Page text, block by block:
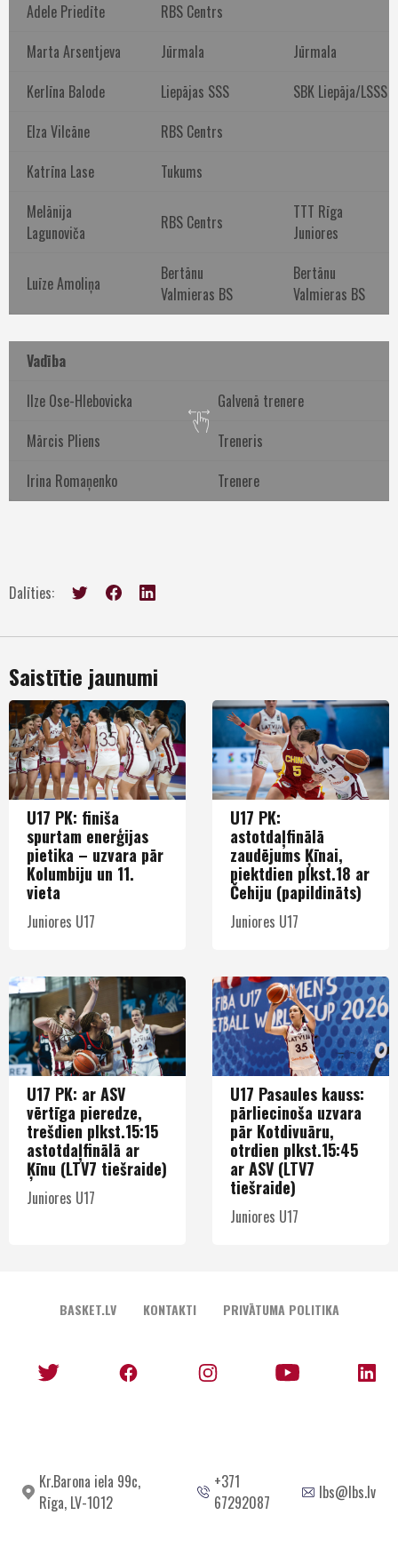
Adele Priedīte
RBS Centrs
Marta Arsentjeva
Jūrmala
Jūrmala
Kerlīna Balode
Liepājas SSS
SBK Liepāja/LSSS
Elza Vilcāne
RBS Centrs
Katrīna Lase
Tukums
Melānija
Lagunoviča
RBS Centrs
TTT Rīga
Juniores
Luīze Amoliņa
Bertānu
Valmieras BS
Bertānu
Valmieras BS
Vadība
Ilze Ose-Hlebovicka
Galvenā trenere
Mārcis Pliens
Treneris
Irina Romaņenko
Trenere
Dalīties:
Saistītie jaunumi
U17 PK: finiša
spurtam enerģijas
pietika – uzvara pār
Kolumbiju un 11.
vieta
Juniores U17
U17 PK:
astotdaļfinālā
zaudējums Ķīnai,
piektdien plkst.18 ar
Čehiju (papildināts)
Juniores U17
U17 PK: ar ASV
vērtīga pieredze,
trešdien plkst.15:15
astotdaļfinālā ar
Ķīnu (LTV7 tiešraide)
Juniores U17
U17 Pasaules kauss:
pārliecinoša uzvara
pār Kotdivuāru,
otrdien plkst.15:45
ar ASV (LTV7
tiešraide)
Juniores U17
BASKET.LV KONTAKTI PRIVĀTUMA POLITIKA
Kr.Barona iela 99c,
Rīga, LV-1012
+371
67292087
lbs@lbs.lv